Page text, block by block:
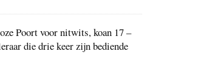
Poort voor nitwits, koan 17 –
die drie keer zijn bediende